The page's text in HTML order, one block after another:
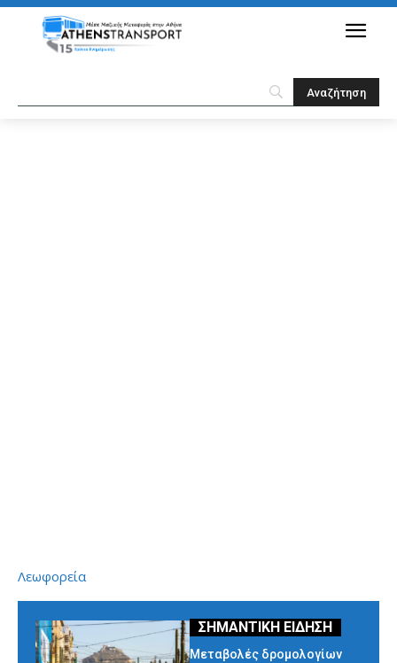
Λεωφορεία
Μεταβολές δρομολογίων